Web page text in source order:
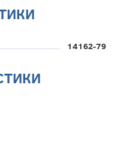
14162-79